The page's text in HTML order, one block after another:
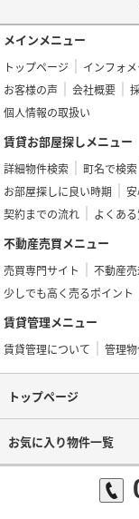
メインメニュー
トップページ インフォ
お客様の声
会社概要
個人情報の取扱い
賃貸お部屋探しメニュー
詳細物件検索 町名で検索
お部屋探しに良い時期
契約までの流れ
よくあ
不動産売買メニュー
売買専門サイト 不動産
少しでも高く売るポイント
賃貸管理メニュー
賃貸管理について 管理
トップページ
お気に入り物件一覧